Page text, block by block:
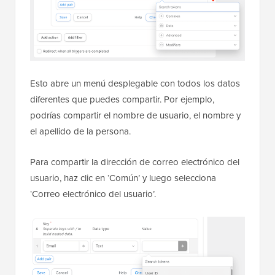
Esto abre un menú desplegable con todos los datos
diferentes que puedes compartir. Por ejemplo,
podrías compartir el nombre de usuario, el nombre y
el apellido de la persona.
Para compartir la dirección de correo electrónico del
usuario, haz clic en ‘Común’ y luego selecciona
‘Correo electrónico del usuario’.